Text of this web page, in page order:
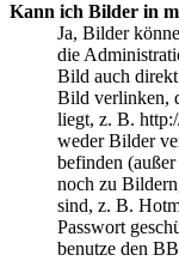
Kann ich Bilder in
Ja, Bilder
die
Bild auch direkt
Bild verlinken,
liegt, z. B.
weder Bilder
befinden
noch zu
sind, z. B.
Passwort
benutze den